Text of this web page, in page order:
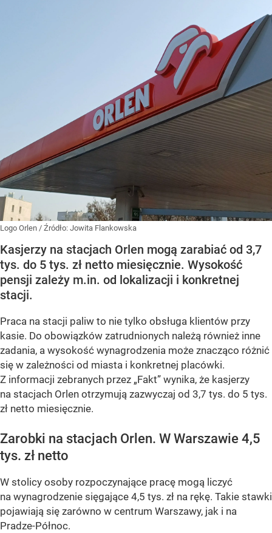
Logo Orlen / Źródło: Jowita Flankowska
Kasjerzy na stacjach Orlen mogą zarabiać od 3,7
tys. do 5 tys. zł netto miesięcznie. Wysokość
pensji zależy m.in. od lokalizacji i konkretnej
stacji.
Praca na stacji paliw to nie tylko obsługa klientów przy
kasie. Do obowiązków zatrudnionych należą również inne
zadania, a wysokość wynagrodzenia może znacząco różnić
się w zależności od miasta i konkretnej placówki.
Z informacji zebranych przez „Fakt” wynika, że kasjerzy
na stacjach Orlen otrzymują zazwyczaj od 3,7 tys. do 5 tys.
zł netto miesięcznie.
Zarobki na stacjach Orlen. W Warszawie 4,5
tys. zł netto
W stolicy osoby rozpoczynające pracę mogą liczyć
na wynagrodzenie sięgające 4,5 tys. zł na rękę. Takie stawki
pojawiają się zarówno w centrum Warszawy, jak i na
Pradze-Północ.